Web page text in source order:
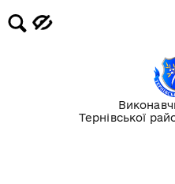
Тернівської
Рішення
Рішення за
Рішення